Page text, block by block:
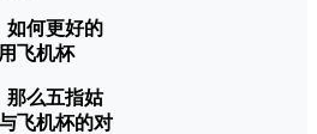
如何更好的
飞机杯
那么五指姑
飞机杯的对